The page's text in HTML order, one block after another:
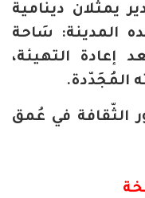
يمثلان دينامية
المدينة: سَاحة
إعادة التهيئة،
المُجَدّدة.
الثّقافة في عُمق